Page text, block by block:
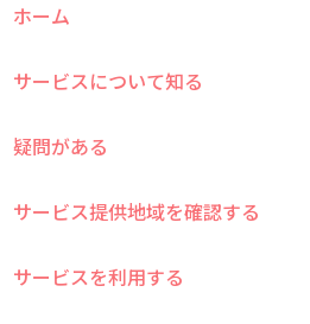
ホーム
サービスについて知る
疑問がある
サービス提供地域を確認する
サービスを利用する